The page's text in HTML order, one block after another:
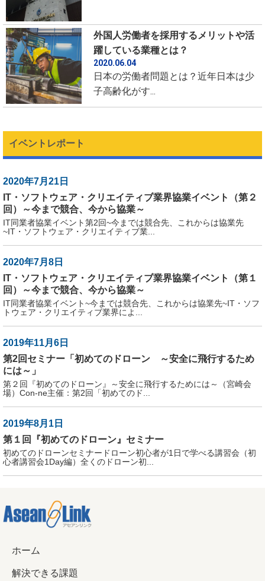
外国人労働者を採用するメリットや活
躍している業種とは？
2020.06.04
日本の労働者問題とは？近年日本は少
子高齢化がす...
イベントレポート
2020年7月21日
IT・ソフトウェア・クリエイティブ業界協業イベント（第２
回）～今まで競合、今から協業～
IT同業者協業イベント第2回~今までは競合先、これからは協業先
~IT・ソフトウェア・クリエイティブ業...
2020年7月8日
IT・ソフトウェア・クリエイティブ業界協業イベント（第１
回）～今まで競合、今から協業～
IT同業者協業イベント~今までは競合先、これからは協業先~IT・ソフ
トウェア・クリエイティブ業界によ...
2019年11月6日
第2回セミナー「初めてのドローン ～安全に飛行するため
には～」
第２回『初めてのドローン』～安全に飛行するためには～（宮崎会
場）Con-ne主催：第2回「初めてのド...
2019年8月1日
第１回『初めてのドローン』セミナー
初めてのドローンセミナードローン初心者が1日で学べる講習会（初
心者講習会1Day編）全くのドローン初...
ホーム
解決できる課題